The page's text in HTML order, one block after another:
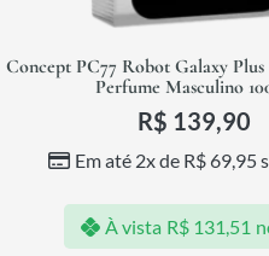
Concept PC77 Robot Galaxy
Perfume Masculino
R$ 139,90
Em até 2x de R$69,95
À vista R$131,51